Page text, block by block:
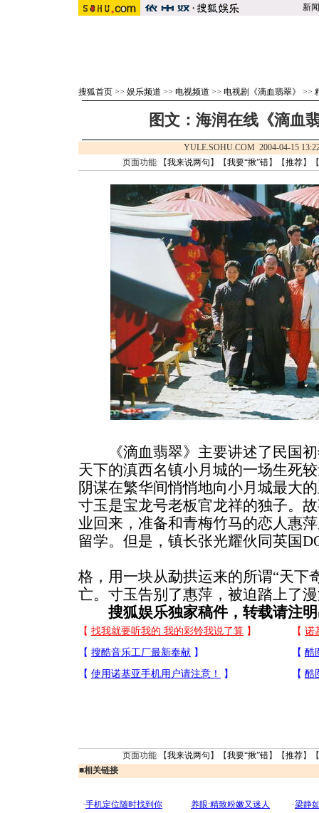
新闻
搜狐首页 >> 娱乐频道 >> 电视频道 >> 电视剧《滴血翡翠》 >>
图文：海润在线《滴血
YULE.SOHU.COM 2004-04-15
页面功能 【我来说两句 】【我要“揪”错】【推荐】
《滴血翡翠》主要讲述了民国初
天下的滇西名镇小月城的一场生死
阴谋在繁华间悄悄地向小月城最大
寸玉是宝龙号老板官龙祥的独子。
业回来，准备和青梅竹马的恋人惠
留学。但是，镇长张光耀伙同英国
格，用一块从勐拱运来的所谓“天下
亡。寸玉告别了惠萍，被迫踏上了
搜狐娱乐独家稿件，转载请注明
页面功能 【我来说两句 】【我要“揪”错】【推荐】
■相关链接